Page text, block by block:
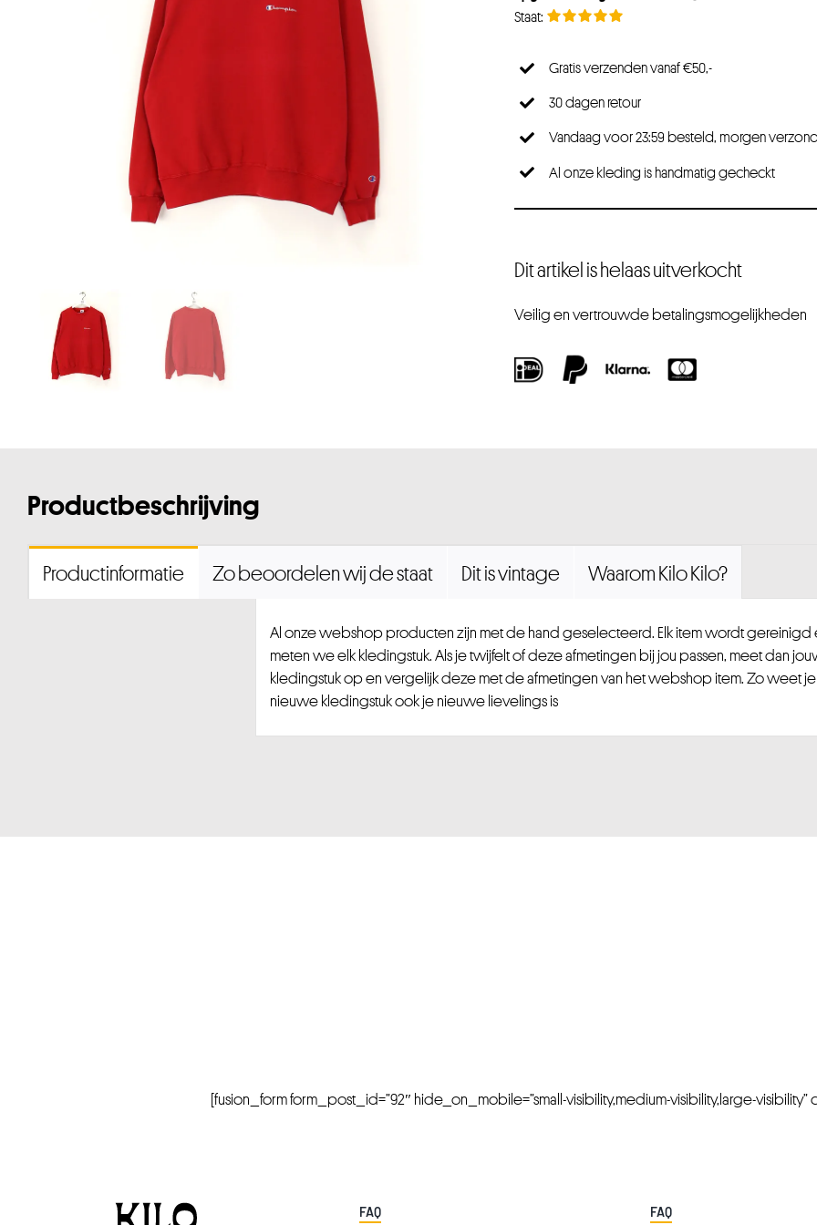
Gratis verzenden vanaf €50,-
30 dagen retour
Vandaag voor 23:59 besteld, morgen
Al onze kleding is handmatig gecheckt
Dit artikel is helaas uitverkocht
Veilig en vertrouwde betalingsmogelijkheden
Productbeschrijving
Productinformatie Zo beoordelen wij de staat Dit is vintage Waarom Kilo Kilo?
Al onze webshop producten zijn met de hand geselecteerd. Elk item wordt gereinigd
meten we elk kledingstuk. Als je twijfelt of deze afmetingen bij jou passen, meet dan
kledingstuk op en vergelijk deze met de afmetingen van het webshop item. Zo weet
nieuwe kledingstuk ook je nieuwe lievelings is
[fusion_form form_post_id=”92″ hide_on_mobile=”small-visibility,medium-visibility,large-visibility”
FAQ FAQ